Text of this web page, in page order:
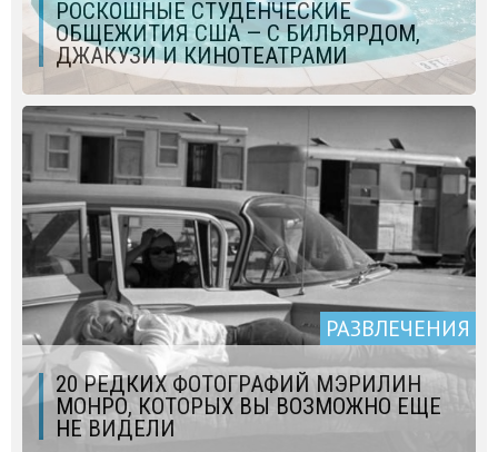
РОСКОШНЫЕ СТУДЕНЧЕСКИЕ
ОБЩЕЖИТИЯ США — С БИЛЬЯРДОМ,
ДЖАКУЗИ И КИНОТЕАТРАМИ
РАЗВЛЕЧЕНИЯ
20 РЕДКИХ ФОТОГРАФИЙ МЭРИЛИН
МОНРО, КОТОРЫХ ВЫ ВОЗМОЖНО ЕЩЕ
НЕ ВИДЕЛИ